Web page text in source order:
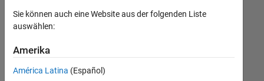
Derzeit
es
Sie können auch eine Website aus der folgenden Liste
auswählen:
Amerika
América Latina (Español)